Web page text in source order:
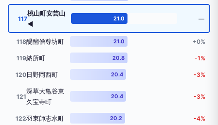
117
桃山町安芸山
◀
21.0 ―
118醍醐僧尊坊町 21.0 +0%
119納所町 20.8 -1%
120日野岡西町 20.4 -3%
121
深草大亀谷東
久宝寺町
20.4 -3%
122羽束師志水町 20.2 -4%